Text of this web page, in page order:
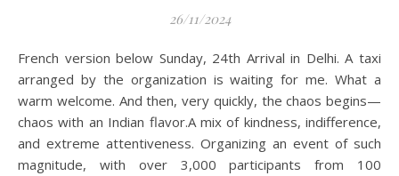
26/11/2024
French version below Sunday, 24th Arrival in Delhi. A taxi
arranged by the organization is waiting for me. What a
warm welcome. And then, very quickly, the chaos begins—
chaos with an Indian flavor.A mix of kindness, indifference,
and extreme attentiveness. Organizing an event of such
magnitude, with over 3,000 participants from 100